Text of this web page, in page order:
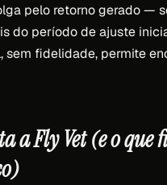
pelo retorno gerado —
do período de ajuste
sem fidelidade, permite
a Fly Vet (e o que